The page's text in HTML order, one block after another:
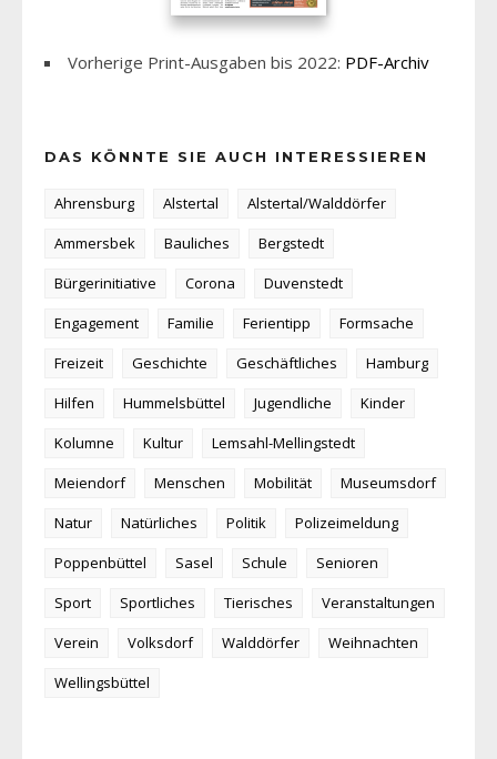
Vorherige Print-Ausgaben bis 2022: PDF-Archiv
DAS KÖNNTE SIE AUCH INTERESSIEREN
Ahrensburg Alstertal
Alstertal/Walddörfer
Ammersbek
Bauliches
Bergstedt
Bürgerinitiative
Corona
Duvenstedt
Engagement
Familie Ferientipp
Formsache
Freizeit
Geschichte Geschäftliches
Hamburg
Hilfen
Hummelsbüttel Jugendliche
Kinder
Kolumne
Kultur
Lemsahl-Mellingstedt
Meiendorf
Menschen Mobilität
Museumsdorf
Natur
Natürliches Politik
Polizeimeldung
Poppenbüttel
Sasel Schule
Senioren
Sport
Sportliches Tierisches
Veranstaltungen
Verein
Volksdorf Walddörfer
Weihnachten
Wellingsbüttel